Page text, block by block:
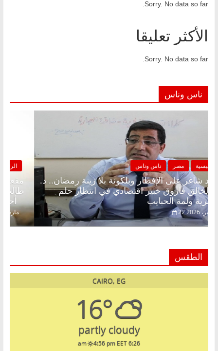
Sorry. No data so far.
الأكثر تعليقا
Sorry. No data so far.
ناس وناس
الرئيسية مصر ناس وناس
مقعد شاغر على الإفطار وبلكونة بلا زينة رمضان.. د.
عبدالخالق فاروق خبير اقتصادي في انتظار حلم
الحرية ولمة الحبايب
22 فبراير، 2026
الطقس
CAIRO, EG
16°
partly cloudy
6:26 am
4:56 pm EET